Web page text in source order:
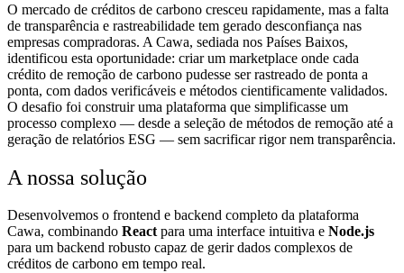
O mercado de créditos de carbono cresceu rapidamente, mas a falta
de transparência e rastreabilidade tem gerado desconfiança nas
empresas compradoras. A Cawa, sediada nos Países Baixos,
identificou esta oportunidade: criar um marketplace onde cada
crédito de remoção de carbono pudesse ser rastreado de ponta a
ponta, com dados verificáveis e métodos cientificamente validados.
O desafio foi construir uma plataforma que simplificasse um
processo complexo — desde a seleção de métodos de remoção até a
geração de relatórios ESG — sem sacrificar rigor nem transparência.
A nossa solução
Desenvolvemos o frontend e backend completo da plataforma
Cawa, combinando Reactpara uma interface intuitiva e Node.js
para um backend robusto capaz de gerir dados complexos de
créditos de carbono em tempo real.